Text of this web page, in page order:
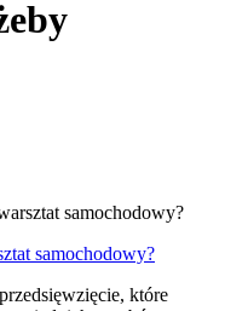
samochodowy?
które